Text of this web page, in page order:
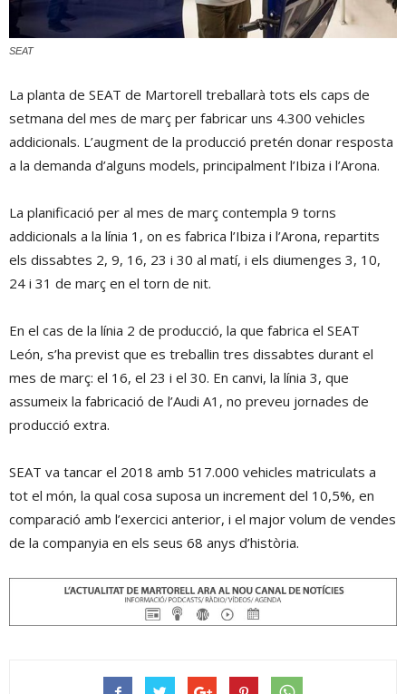
SEAT
La planta de SEAT de Martorell treballarà tots els caps de
setmana del mes de març per fabricar uns 4.300 vehicles
addicionals. L’augment de la producció pretén donar resposta
a la demanda d’alguns models, principalment l’Ibiza i l’Arona.
La planificació per al mes de març contempla 9 torns
addicionals a la línia 1, on es fabrica l’Ibiza i l’Arona, repartits
els dissabtes 2, 9, 16, 23 i 30 al matí, i els diumenges 3, 10,
24 i 31 de març en el torn de nit.
En el cas de la línia 2 de producció, la que fabrica el SEAT
León, s’ha previst que es treballin tres dissabtes durant el
mes de març: el 16, el 23 i el 30. En canvi, la línia 3, que
assumeix la fabricació de l’Audi A1, no preveu jornades de
producció extra.
SEAT va tancar el 2018 amb 517.000 vehicles matriculats a
tot el món, la qual cosa suposa un increment del 10,5%, en
comparació amb l’exercici anterior, i el major volum de vendes
de la companyia en els seus 68 anys d’història.